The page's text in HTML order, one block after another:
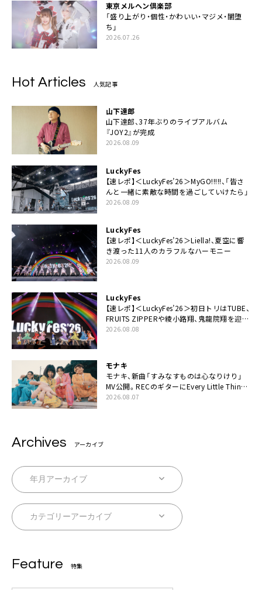
東京メルヘン倶楽部
「盛り上がり・個性・かわいい・マジメ・闇堕
ち」
2026.07.26
Hot Articles 人気記事
山下達郎
山下達郎、37年ぶりのライブアルバム
『JOY2』が完成
2026.08.09
LuckyFes
【速レポ】＜LuckyFes’26＞MyGO!!!!!、「皆さ
んと一緒に素敵な時間を過ごしていけたら」
2026.08.09
LuckyFes
【速レポ】＜LuckyFes’26＞Liella!、夏空に響
き渡った11人のカラフルなハーモニー
2026.08.09
LuckyFes
【速レポ】＜LuckyFes’26＞初日トリはTUBE、
FRUITS ZIPPERや綾小路翔、鬼龍院翔を迎え
た豪華コラボも「知ってたらぜひ一緒に歌っ
2026.08.08
モナキ
モナキ、新曲「すみなすものは心なりけり」
MV公開。RECのギターにEvery Little Thing・
伊藤一朗参加も
2026.08.07
Archives アーカイブ
Feature 特集